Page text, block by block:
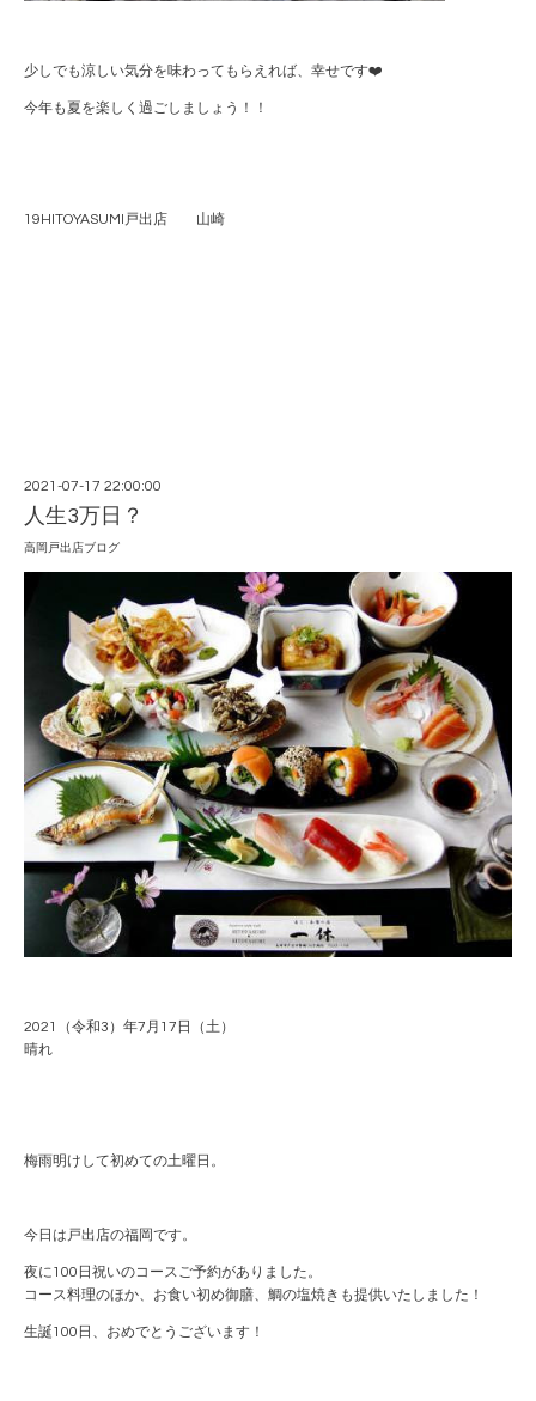
少しでも涼しい気分を味わってもらえれば、幸せです❤️
今年も夏を楽しく過ごしましょう！！
19HITOYASUMI戸出店 山崎
2021-07-17 22:00:00
人生3万日？
高岡戸出店ブログ
2021（令和3）年7月17日（土）
晴れ
梅雨明けして初めての土曜日。
今日は戸出店の福岡です。
夜に100日祝いのコースご予約がありました。
コース料理のほか、お食い初め御膳、鯛の塩焼きも提供いたしました！
生誕100日、おめでとうございます！